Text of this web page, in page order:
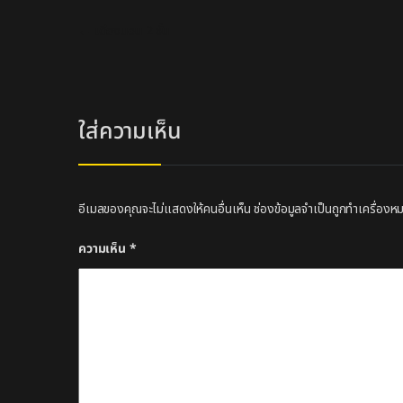
ใส่ความเห็น
อีเมลของคุณจะไม่แสดงให้คนอื่นเห็น ช่องข้อมูลจำเป็นถูกทำเครื่องห
ความเห็น *